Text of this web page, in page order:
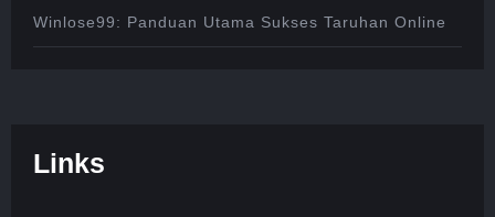
Winlose99: Panduan Utama Sukses Taruhan Online
Links